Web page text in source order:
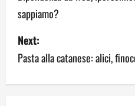
s
t
n
sappiamo?
Next:
Pasta alla catanese: alici,